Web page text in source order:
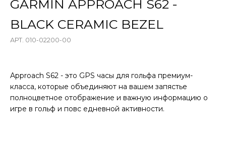
GARMIN APPROACH S62 -
BLACK CERAMIC BEZEL
АРТ. 010-02200-00
Approach S62 - это GPS часы для гольфа премиум-
класса, которые объединяют на вашем запястье
полноцветное отображение и важную информацию о
игре в гольф и повс едневной активности.